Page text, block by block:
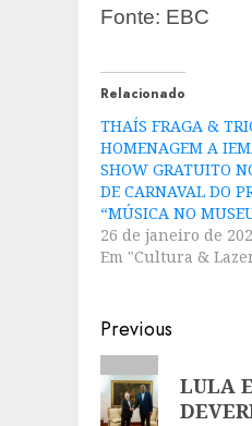
Fonte: EBC
Relacionado
THAÍS FRAGA &
HOMENAGEM A
SHOW GRATUITO
DE CARNAVAL DO
“MÚSICA NO
26 de janeiro de
Em "Cultura &
Post
navigation
Previous
Previous
post:
LULA